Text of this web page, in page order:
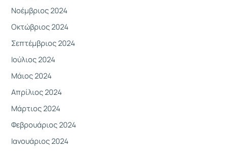
Νοέμβριος 2024
Οκτώβριος 2024
Σεπτέμβριος 2024
Ιούλιος 2024
Μάιος 2024
Απρίλιος 2024
Μάρτιος 2024
Φεβρουάριος 2024
Ιανουάριος 2024